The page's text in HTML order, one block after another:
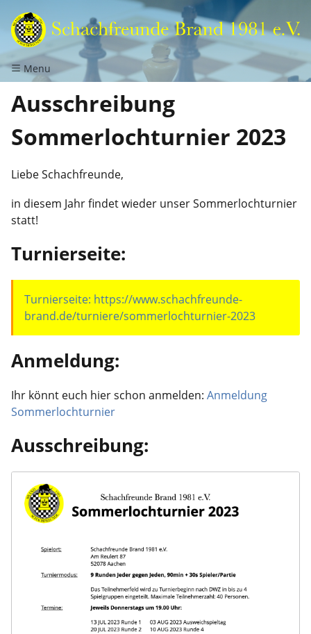
Menu
Ausschreibung
Sommerlochturnier 2023
Liebe Schachfreunde,
in diesem Jahr findet wieder unser Sommerlochturnier
statt!
Turnierseite:
Turnierseite: https://www.schachfreunde-
brand.de/turniere/sommerlochturnier-2023
Anmeldung:
Ihr könnt euch hier schon anmelden: Anmeldung
Sommerlochturnier
Ausschreibung: